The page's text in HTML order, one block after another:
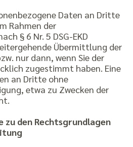
Daten an Dritte
Rahmen der
§ 6 Nr. 5 DSG-EKD
Übermittlung der
nur dann, wenn Sie der
zugestimmt haben. Eine
an Dritte ohne
etwa zu Zwecken der
zu den Rechtsgrundlagen